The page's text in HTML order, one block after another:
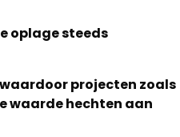
oplage steeds
projecten zoals
waarde hechten aan